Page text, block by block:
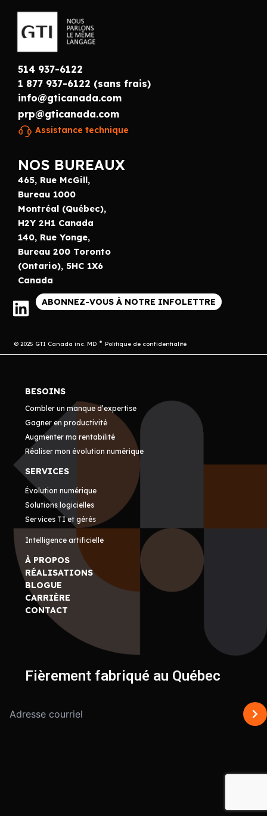
514 937-6122
1 877 937-6122 (sans frais)
info@gticanada.com
prp@gticanada.com
Assistance technique
NOS BUREAUX
465, Rue McGill,
Bureau 1000
Montréal (Québec),
H2Y 2H1 Canada
140, Rue Yonge,
Bureau 200 Toronto
(Ontario), 5HC 1X6
Canada
ABONNEZ-VOUS À NOTRE INFOLETTRE
© 2025 GTI Canada inc. MD Politique de confidentialité
BESOINS
Combler un manque d’expertise
Gagner en productivité
Augmenter ma rentabilité
Réaliser mon évolution numérique
SERVICES
Évolution numérique
Solutions logicielles
Services TI et gérés
Intelligence artificielle
À PROPOS
RÉALISATIONS
BLOGUE
CARRIÈRE
CONTACT
Fièrement fabriqué au Québec